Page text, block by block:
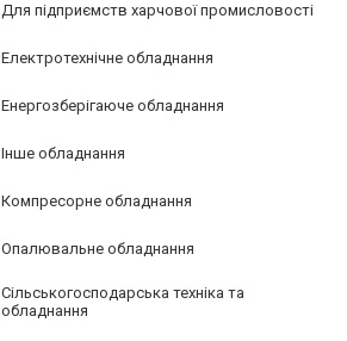
Для підприємств харчової промисловості
Електротехнічне обладнання
Енергозберігаюче обладнання
Інше обладнання
Компресорне обладнання
Опалювальне обладнання
Сільськогосподарська техніка та
обладнання